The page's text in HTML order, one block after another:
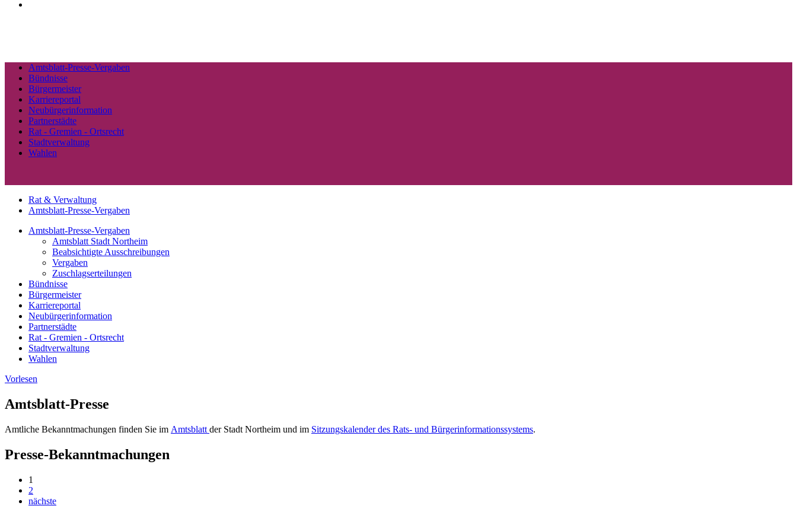
Amtsblatt-Presse-Vergaben
Bündnisse
Bürgermeister
Karriereportal
Neubürgerinformation
Partnerstädte
Rat - Gremien - Ortsrecht
Stadtverwaltung
Wahlen
Rat & Verwaltung
Amtsblatt-Presse-Vergaben
Amtsblatt-Presse-Vergaben
Amtsblatt Stadt Northeim
Beabsichtigte Ausschreibungen
Vergaben
Zuschlagserteilungen
Bündnisse
Bürgermeister
Karriereportal
Neubürgerinformation
Partnerstädte
Rat - Gremien - Ortsrecht
Stadtverwaltung
Wahlen
Vorlesen
Amtsblatt-Presse
Amtliche Bekanntmachungen finden Sie im Amtsblatt der Stadt Northeim und im Sitzungskalender des Rats- und Bürgerinformationssystems.
Presse-Bekanntmachungen
1
2
nächste